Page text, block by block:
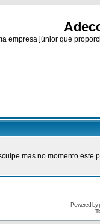
empresa júnior que
mas no momento este
Powered by